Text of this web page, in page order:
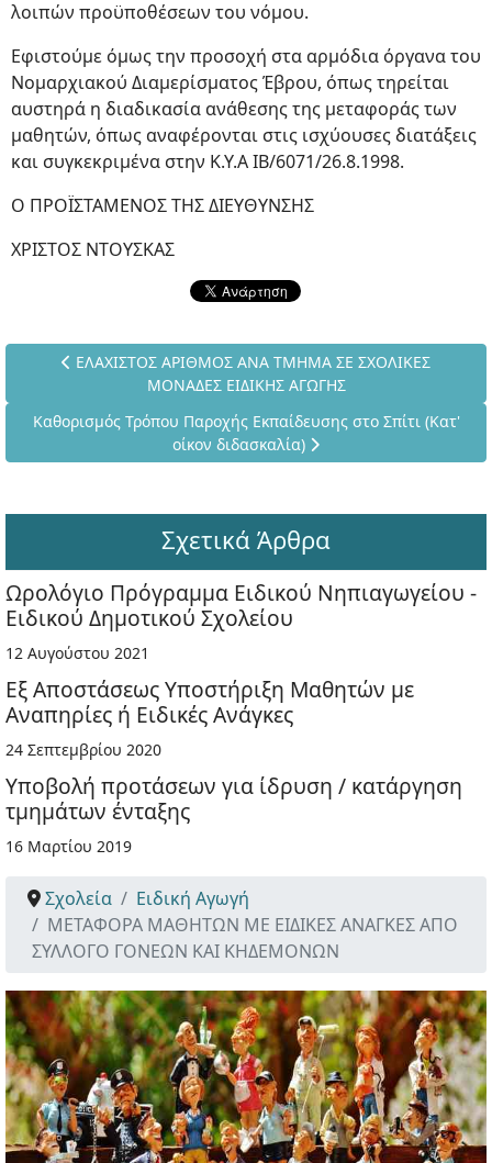
λοιπών προϋποθέσεων του νόμου.
Εφιστούμε όμως την προσοχή στα αρμόδια όργανα του
Νομαρχιακού Διαμερίσματος Έβρου, όπως τηρείται
αυστηρά η διαδικασία ανάθεσης της μεταφοράς των
μαθητών, όπως αναφέρονται στις ισχύουσες διατάξεις
και συγκεκριμένα στην Κ.Υ.Α ΙΒ/6071/26.8.1998.
Ο ΠΡΟΪΣΤΑΜΕΝΟΣ ΤΗΣ ΔΙΕΥΘΥΝΣΗΣ
ΧΡΙΣΤΟΣ ΝΤΟΥΣΚΑΣ
Προηγούμενο άρθρο: ΕΛΑΧΙΣΤΟΣ ΑΡΙΘΜΟΣ ΑΝΑ ΤΜΗΜΑ
ΕΛΑΧΙΣΤΟΣ ΑΡΙΘΜΟΣ ΑΝΑ ΤΜΗΜΑ ΣΕ ΣΧΟΛΙΚΕΣ
ΜΟΝΑΔΕΣ ΕΙΔΙΚΗΣ ΑΓΩΓΗΣ
Επόμενο άρθρο: Καθορισμός Τρόπου Παροχής Εκπαίδευσης
Καθορισμός Τρόπου Παροχής Εκπαίδευσης στο Σπίτι (Κατ'
οίκον διδασκαλία)
Σχετικά Άρθρα
Ωρολόγιο Πρόγραμμα Ειδικού Νηπιαγωγείου -
Ειδικού Δημοτικού Σχολείου
12 Αυγούστου 2021
Εξ Αποστάσεως Υποστήριξη Μαθητών με
Αναπηρίες ή Ειδικές Ανάγκες
24 Σεπτεμβρίου 2020
Υποβολή προτάσεων για ίδρυση / κατάργηση
τμημάτων ένταξης
16 Μαρτίου 2019
Σχολεία
Ειδική Αγωγή
ΜΕΤΑΦΟΡΑ ΜΑΘΗΤΩΝ ΜΕ ΕΙΔΙΚΕΣ ΑΝΑΓΚΕΣ ΑΠΟ
ΣΥΛΛΟΓΟ ΓΟΝΕΩΝ ΚΑΙ ΚΗΔΕΜΟΝΩΝ